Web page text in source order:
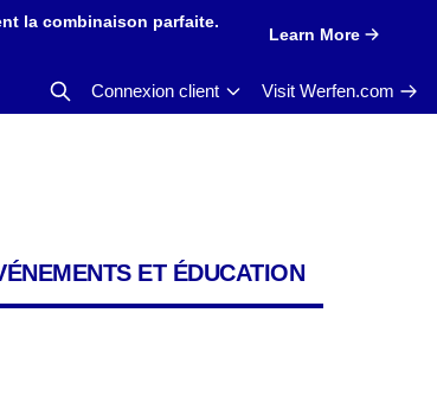
la combinaison parfaite.
Learn More
Connexion client Visit Werfen.com
ET ÉDUCATION